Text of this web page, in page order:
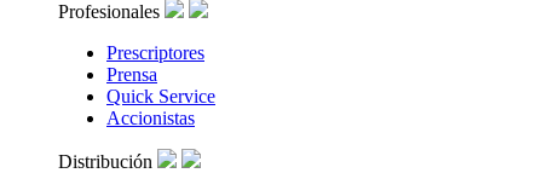
Profesionales
Prescriptores
Prensa
Quick Service
Accionistas
Distribución